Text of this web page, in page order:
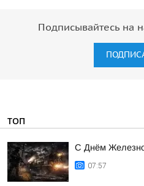
Подписывайтесь на
ТОП
С Днём
07:57